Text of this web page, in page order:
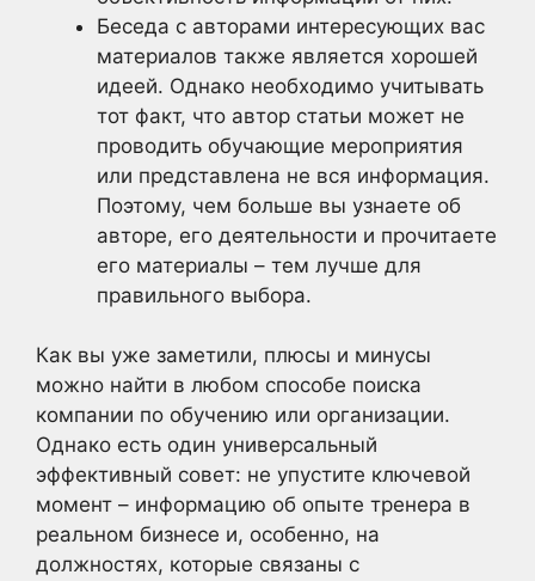
Беседа с авторами интересующих вас
материалов также является хорошей
идеей. Однако необходимо учитывать
тот факт, что автор статьи может не
проводить обучающие мероприятия
или представлена не вся информация.
Поэтому, чем больше вы узнаете об
авторе, его деятельности и прочитаете
его материалы – тем лучше для
правильного выбора.
Как вы уже заметили, плюсы и минусы
можно найти в любом способе поиска
компании по обучению или организации.
Однако есть один универсальный
эффективный совет: не упустите ключевой
момент – информацию об опыте тренера в
реальном бизнесе и, особенно, на
должностях, которые связаны с